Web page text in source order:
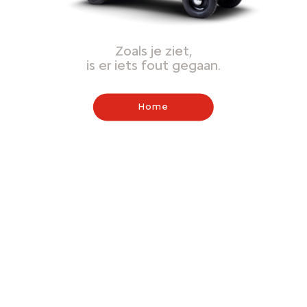
Zoals je ziet,
is er iets fout gegaan.
Home